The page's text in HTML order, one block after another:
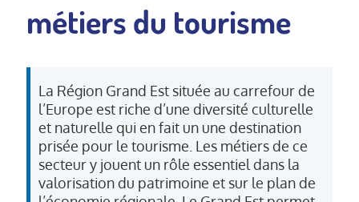
métiers du tourisme
La Région Grand Est située au carrefour de
l’Europe est riche d’une diversité culturelle
et naturelle qui en fait un une destination
prisée pour le tourisme. Les métiers de ce
secteur y jouent un rôle essentiel dans la
valorisation du patrimoine et sur le plan de